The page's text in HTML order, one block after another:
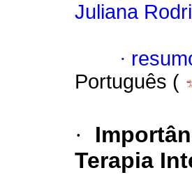
Juliana
·
Português (
·
Terapia